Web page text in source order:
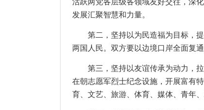
活跃两党各层级各领域友好交往，深
发展汇聚智慧和力量。
第二，坚持以为民造福为目标，
两国人民。双方要以边境口岸全面复
第三，坚持以友谊传承为动力，
在朝志愿军烈士纪念设施，开展富有
育、文艺、旅游、体育、媒体、青年